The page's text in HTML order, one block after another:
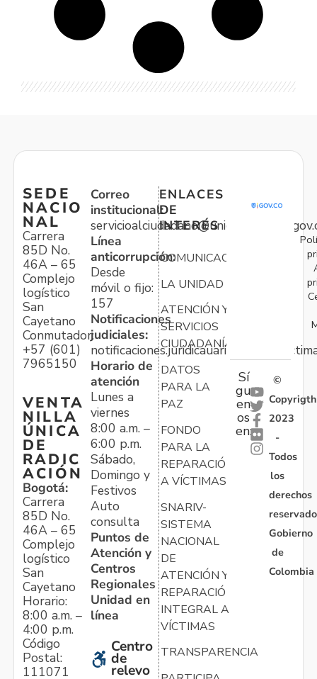
SEDE
NACIO
NAL
Carrera
85D No.
46A – 65
Complejo
logístico
San
Cayetano
Conmutador:
+57 (601)
7965150
VENTA
NILLA
ÚNICA
DE
RADIC
ACIÓN
Bogotá:
Carrera
85D No.
46A – 65
Complejo
logístico
San
Cayetano
Horario:
8:00 a.m. –
4:00 p.m.
Código
Postal:
111071
Correo
institucional:
Línea
anticorrupción:
Desde
móvil o fijo:
157
Notificaciones
judiciales:
Horario de
atención
Lunes a
viernes
8:00 a.m. –
6:00 p.m.
Sábado,
Domingo y
Festivos
Auto
consulta
Puntos de
Atención y
Centros
Regionales
Unidad en
línea
Centro
de
relevo
ENLACES
DE
INTERÉS
COMUNICACIONES
LA UNIDAD
ATENCIÓN Y
SERVICIOS
CIUDADANÍA
DATOS
PARA LA
PAZ
FONDO
PARA LA
REPARACIÓN
A VÍCTIMAS
SNARIV-
SISTEMA
NACIONAL
DE
ATENCIÓN Y
REPARACIÓN
INTEGRAL A
VÍCTIMAS
TRANSPARENCIA
Sí
gu
en
os
en:
©
Copyrigth
2023
-
Todos
los
derechos
Gobierno
de
Colombia